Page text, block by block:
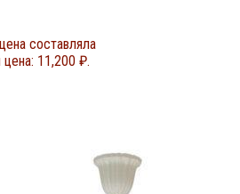
составляла
11,200 ₽.